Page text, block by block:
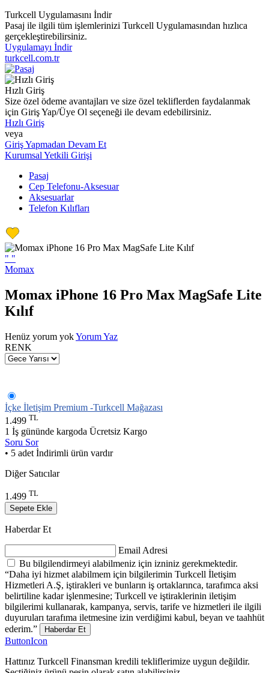
Turkcell Uygulamasını İndir
Pasaj ile ilgili tüm işlemlerinizi Turkcell Uygulamasından hızlıca
gerçekleştirebilirsiniz.
Uygulamayı İndir
turkcell.com.tr
Hızlı Giriş
Size özel ödeme avantajları ve size özel tekliflerden faydalanmak
için Giriş Yap/Üye Ol seçeneği ile devam edebilirsiniz.
Hızlı Giriş
veya
Giriş Yapmadan Devam Et
Kurumsal Yetkili Girişi
Pasaj
Cep Telefonu-Aksesuar
Aksesuarlar
Telefon Kılıfları
" "
Momax
Momax iPhone 16 Pro Max MagSafe Lite
Kılıf
Henüz yorum yokYorum Yaz
RENK
İçke İletişim Premium -Turkcell Mağazası
1.499 TL
1 İş gününde kargoda Ücretsiz Kargo
Soru Sor
• 5 adet İndirimli ürün vardır
Diğer Satıcılar
1.499 TL
Sepete Ekle
Haberdar Et
Email Adresi
Bu bilgilendirmeyi alabilmeniz için izniniz gerekmektedir.
“Daha iyi hizmet alabilmem için bilgilerimin Turkcell İletişim
Hizmetleri A.Ş, iştirakleri ve bunların iş ortaklarınca, tarafımca aksi
belirtiline kadar işlenmesine; Turkcell ve iştiraklerinin iletişim
bilgilerimi kullanarak, kampanya, servis, tarife ve hizmetleri ile ilgili
duyuruları tarafıma iletmesine izin verdiğimi kabul, beyan ve taahhüt
ederim.”
Haberdar Et
ButtonIcon
Hattınız Turkcell Finansman kredili tekliflerimize uygun değildir.